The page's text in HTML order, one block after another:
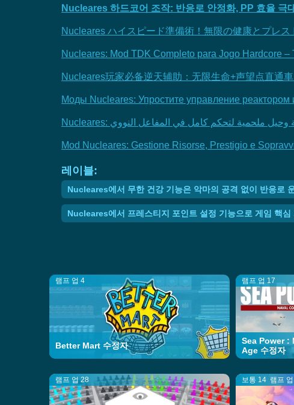
Nucleares 하드코어 조작: 반응로 안정화, PP 효율 극
Nucleares ハイスピード準備術！無限の健康とプレ
Nucleares: Mod TDK Completo para Jogo Hardcore –
Nucleares玩家必备逆天辅助：无限生命+声望点直通
Моды Nucleares: Упростите управление
Mod Nucleares: Gestione Risorse, Prestigio e
레이블:
Nucleares에서 무한 건강 기능은 악마의 공격 없이 반응로
Nucleares에서 프레스티지 포인트 설정 기능으로 게임 핵
램프 업 4
Better Mart 수정자
램프 업 17
Sea Power :
Age 수정자
램프 업 28 보통 14 램프